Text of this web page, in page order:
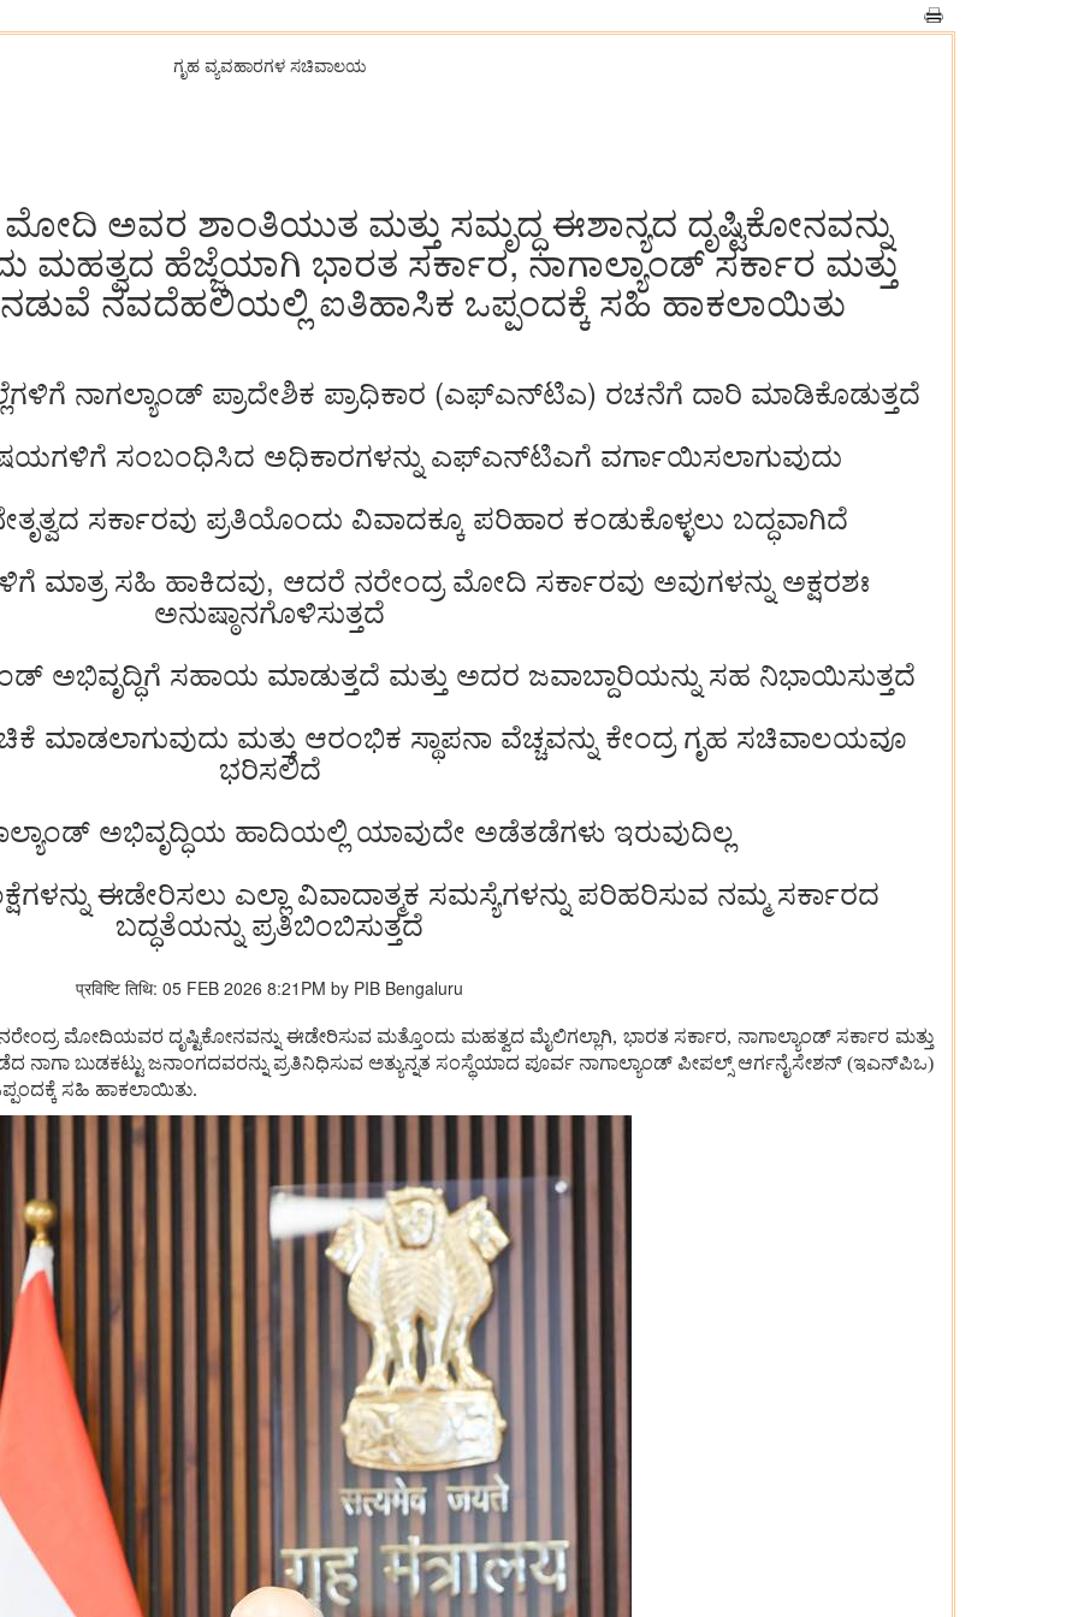
ಗೃಹ ವ್ಯವಹಾರಗಳ ಸಚಿವಾಲಯ
ಮೋದಿ ಅವರ ಶಾಂತಿಯುತ ಮತ್ತು ಸಮೃದ್ಧ ಈಶಾನ್ಯದ ದೃಷ್ಟಿಕೋನವನ್ನು
ಮಹತ್ವದ ಹೆಜ್ಜೆಯಾಗಿ ಭಾರತ ಸರ್ಕಾರ, ನಾಗಾಲ್ಯಾಂಡ್‌ ಸರ್ಕಾರ ಮತ್ತು
ನವದೆಹಲಿಯಲ್ಲಿ ಐತಿಹಾಸಿಕ ಒಪ್ಪಂದಕ್ಕೆ ಸಹಿ ಹಾಕಲಾಯಿತು
ನಾಗಲ್ಯಾಂಡ್‌ ಪ್ರಾದೇಶಿಕ ಪ್ರಾಧಿಕಾರ (ಎಫ್‌ಎನ್‌ಟಿಎ) ರಚನೆಗೆ ದಾರಿ ಮಾಡಿಕೊಡುತ್ತದೆ
ಸಂಬಂಧಿಸಿದ ಅಧಿಕಾರಗಳನ್ನು ಎಫ್‌ಎನ್‌ಟಿಎಗೆ ವರ್ಗಾಯಿಸಲಾಗುವುದು
ಸರ್ಕಾರವು ಪ್ರತಿಯೊಂದು ವಿವಾದಕ್ಕೂ ಪರಿಹಾರ ಕಂಡುಕೊಳ್ಳಲು ಬದ್ಧವಾಗಿದೆ
ಮಾತ್ರ ಸಹಿ ಹಾಕಿದವು, ಆದರೆ ನರೇಂದ್ರ ಮೋದಿ ಸರ್ಕಾರವು ಅವುಗಳನ್ನು ಅಕ್ಷರಶಃ
ಅನುಷ್ಠಾನಗೊಳಿಸುತ್ತದೆ
ಅಭಿವೃದ್ಧಿಗೆ ಸಹಾಯ ಮಾಡುತ್ತದೆ ಮತ್ತು ಅದರ ಜವಾಬ್ದಾರಿಯನ್ನು ಸಹ ನಿಭಾಯಿಸುತ್ತದೆ
ಮಾಡಲಾಗುವುದು ಮತ್ತು ಆರಂಭಿಕ ಸ್ಥಾಪನಾ ವೆಚ್ಚವನ್ನು ಕೇಂದ್ರ ಗೃಹ ಸಚಿವಾಲಯವೂ
ಭರಿಸಲಿದೆ
ಅಭಿವೃದ್ಧಿಯ ಹಾದಿಯಲ್ಲಿ ಯಾವುದೇ ಅಡೆತಡೆಗಳು ಇರುವುದಿಲ್ಲ
ಈಡೇರಿಸಲು ಎಲ್ಲಾ ವಿವಾದಾತ್ಮಕ ಸಮಸ್ಯೆಗಳನ್ನು ಪರಿಹರಿಸುವ ನಮ್ಮ ಸರ್ಕಾರದ
ಬದ್ಧತೆಯನ್ನು ಪ್ರತಿಬಿಂಬಿಸುತ್ತದೆ
प्रविष्टि तिथि: 05 FEB 2026 8:21PM by PIB Bengaluru
ನರೇಂದ್ರ ಮೋದಿಯವರ ದೃಷ್ಟಿಕೋನವನ್ನು ಈಡೇರಿಸುವ ಮತ್ತೊಂದು ಮಹತ್ವದ ಮೈಲಿಗಲ್ಲಾಗಿ, ಭಾರತ ಸರ್ಕಾರ, ನಾಗಾಲ್ಯಾಂಡ್‌ ಸರ್ಕಾರ ಮತ್ತು
ನಾಗಾ ಬುಡಕಟ್ಟು ಜನಾಂಗದವರನ್ನು ಪ್ರತಿನಿಧಿಸುವ ಅತ್ಯುನ್ನತ ಸಂಸ್ಥೆಯಾದ ಪೂರ್ವ ನಾಗಾಲ್ಯಾಂಡ್‌ ಪೀಪಲ್ಸ್‌ ಆರ್ಗನೈಸೇಶನ್‌ (ಇಎನ್‌ಪಿಒ)
ಸಹಿ ಹಾಕಲಾಯಿತು.